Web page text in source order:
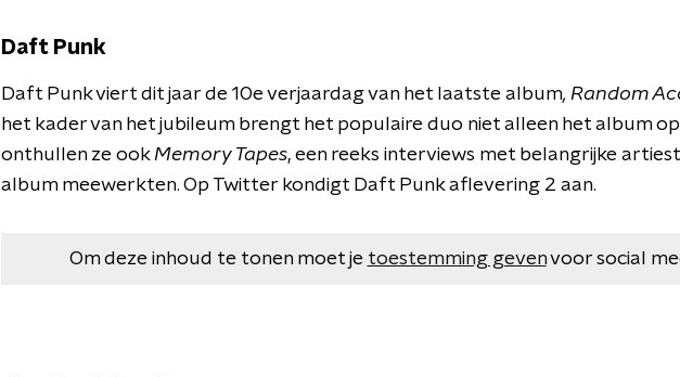
Daft Punk
Daft Punk viert dit jaar de 10e verjaardag van het laatste album, Random
het kader van het jubileum brengt het populaire duo niet alleen het album
onthullen ze ookMemory Tapes, een reeks interviews met belangrijke
album meewerkten. Op Twitter kondigt Daft Punk aflevering 2 aan.
Om deze inhoud te tonen moet je toestemming gevenvoor social